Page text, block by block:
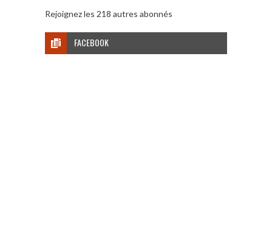
Rejoignez les 218 autres abonnés
FACEBOOK